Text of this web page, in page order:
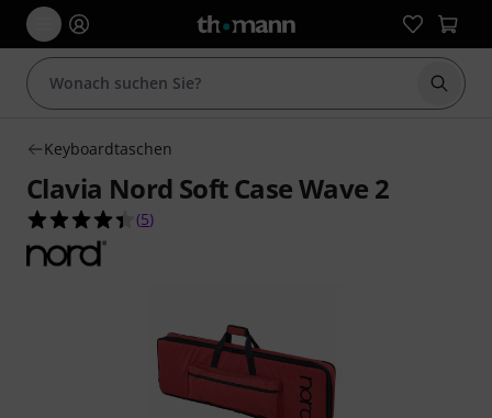
Suche
Keyboardtaschen
Clavia Nord Soft Case Wave 2
4.4 von 5 Sternen aus 5 Kundenbewertungen
(5)